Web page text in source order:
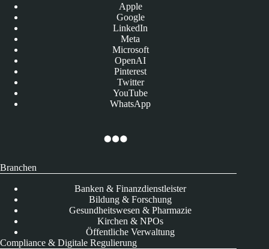
Apple
Google
LinkedIn
Meta
Microsoft
OpenAI
Pinterest
Twitter
YouTube
WhatsApp
Branchen
Banken & Finanzdienstleister
Bildung & Forschung
Gesundheitswesen & Pharmazie
Kirchen & NPOs
Öffentliche Verwaltung
Compliance & Digitale Regulierung